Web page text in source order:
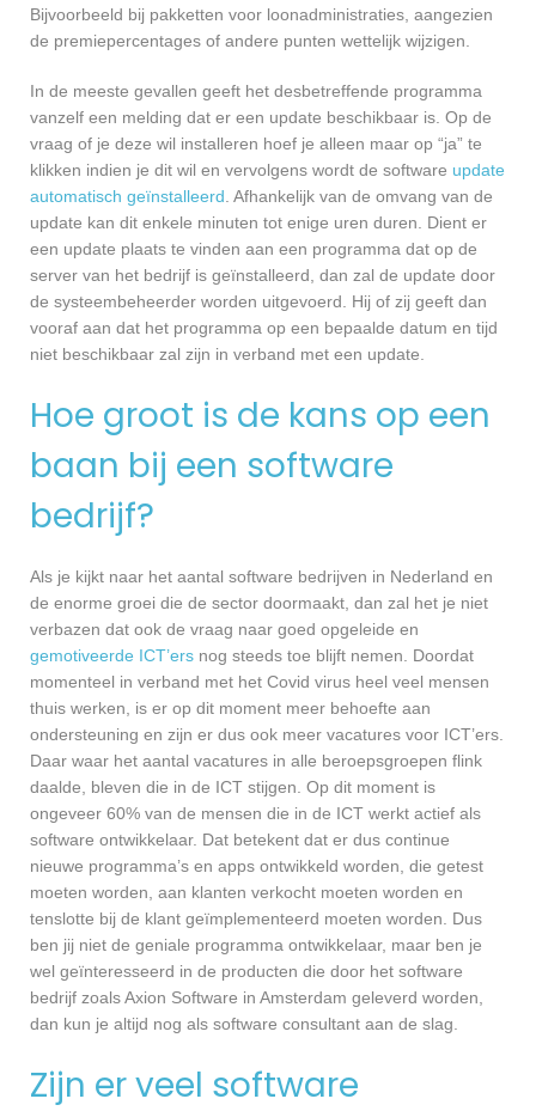
Bijvoorbeeld bij pakketten voor loonadministraties, aangezien
de premiepercentages of andere punten wettelijk wijzigen.
In de meeste gevallen geeft het desbetreffende programma
vanzelf een melding dat er een update beschikbaar is. Op de
vraag of je deze wil installeren hoef je alleen maar op “ja” te
klikken indien je dit wil en vervolgens wordt de software update
automatisch geïnstalleerd . Afhankelijk van de omvang van de
update kan dit enkele minuten tot enige uren duren. Dient er
een update plaats te vinden aan een programma dat op de
server van het bedrijf is geïnstalleerd, dan zal de update door
de systeembeheerder worden uitgevoerd. Hij of zij geeft dan
vooraf aan dat het programma op een bepaalde datum en tijd
niet beschikbaar zal zijn in verband met een update.
Hoe groot is de kans op een
baan bij een software
bedrijf?
Als je kijkt naar het aantal software bedrijven in Nederland en
de enorme groei die de sector doormaakt, dan zal het je niet
verbazen dat ook de vraag naar goed opgeleide en
gemotiveerde ICT’ers nog steeds toe blijft nemen. Doordat
momenteel in verband met het Covid virus heel veel mensen
thuis werken, is er op dit moment meer behoefte aan
ondersteuning en zijn er dus ook meer vacatures voor ICT’ers.
Daar waar het aantal vacatures in alle beroepsgroepen flink
daalde, bleven die in de ICT stijgen. Op dit moment is
ongeveer 60% van de mensen die in de ICT werkt actief als
software ontwikkelaar. Dat betekent dat er dus continue
nieuwe programma’s en apps ontwikkeld worden, die getest
moeten worden, aan klanten verkocht moeten worden en
tenslotte bij de klant geïmplementeerd moeten worden. Dus
ben jij niet de geniale programma ontwikkelaar, maar ben je
wel geïnteresseerd in de producten die door het software
bedrijf zoals Axion Software in Amsterdam geleverd worden,
dan kun je altijd nog als software consultant aan de slag.
Zijn er veel software